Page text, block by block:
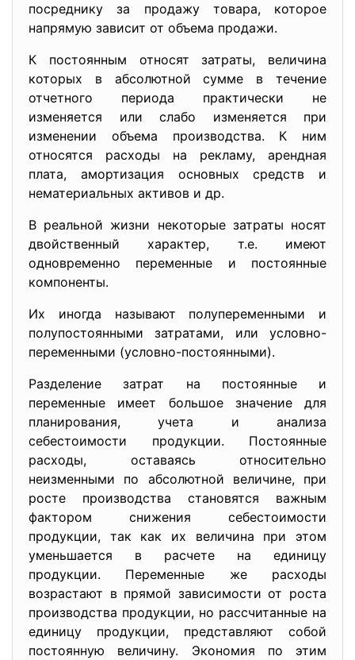
посреднику за продажу товара, которое
напрямую зависит от объема продажи.
К постоянным относят затраты, величина
которых в абсолютной сумме в течение
отчетного периода практически не
изменяется или слабо изменяется при
изменении объема производства. К ним
относятся расходы на рекламу, арендная
плата, амортизация основных средств и
нематериальных активов и др.
В реальной жизни некоторые затраты носят
двойственный характер, т.е. имеют
одновременно переменные и постоянные
компоненты.
Их иногда называют полупеременными и
полупостоянными затратами, или условно-
переменными (условно-постоянными).
Разделение затрат на постоянные и
переменные имеет большое значение для
планирования, учета и анализа
себестоимости продукции. Постоянные
расходы, оставаясь относительно
неизменными по абсолютной величине, при
росте производства становятся важным
фактором снижения себестоимости
продукции, так как их величина при этом
уменьшается в расчете на единицу
продукции. Переменные же расходы
возрастают в прямой зависимости от роста
производства продукции, но рассчитанные на
единицу продукции, представляют собой
постоянную величину. Экономия по этим